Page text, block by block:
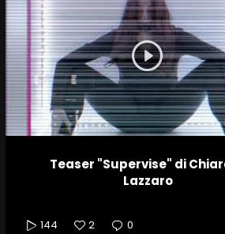
Teaser "Supervise" di
Lazzaro
144 2 0